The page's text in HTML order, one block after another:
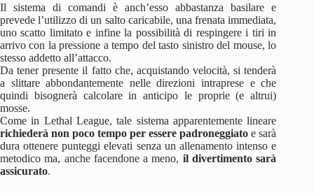
Il sistema di comandi è anch’esso abbastanza basilare e
prevede l’utilizzo di un salto caricabile, una frenata immediata,
uno scatto limitato e infine la possibilità di respingere i tiri in
arrivo con la pressione a tempo del tasto sinistro del mouse, lo
stesso addetto all’attacco.
Da tener presente il fatto che, acquistando velocità, si tenderà
a slittare abbondantemente nelle direzioni intraprese e che
quindi bisognerà calcolare in anticipo le proprie (e altrui)
mosse.
Come in Lethal League, tale sistema apparentemente lineare
richiederà non poco tempo per essere padroneggiato e sarà
dura ottenere punteggi elevati senza un allenamento intenso e
metodico ma, anche facendone a meno, il divertimento sarà
assicurato.